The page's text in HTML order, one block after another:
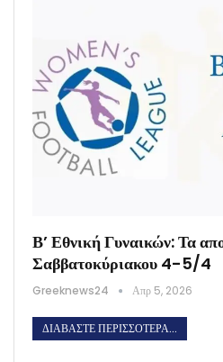
Β’ Εθνική Γυναικών: Τα
Σαββατοκύριακου 4-5/4
Greeknews24 Απρ 5, 2026
ΔΙΑΒΆΣΤΕ ΠΕΡΙΣΣΌΤΕΡΑ...